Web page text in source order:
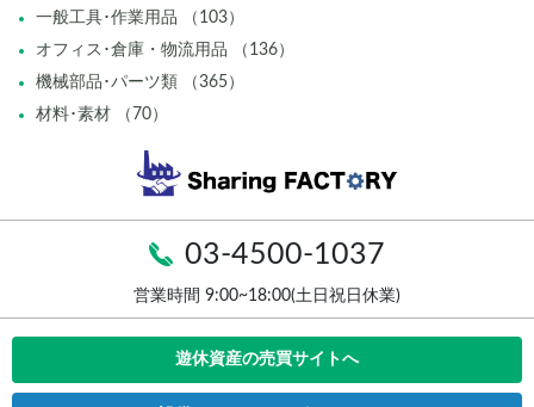
03-4500-1037
営業時間 9:00~18:00(土日祝日休業)
遊休資産の売買サイトへ
一般工具･作業用品 （103）
オフィス･倉庫・物流用品 （136）
機械部品･パーツ類 （365）
材料･素材 （70）